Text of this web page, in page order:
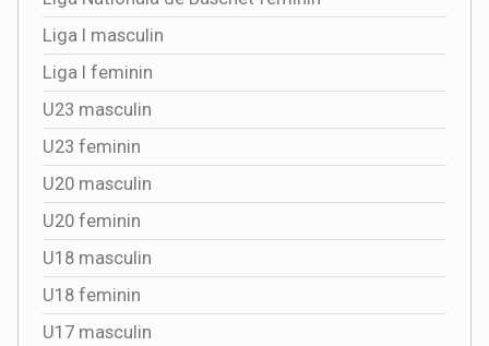
Liga I masculin
Liga I feminin
U23 masculin
U23 feminin
U20 masculin
U20 feminin
U18 masculin
U18 feminin
U17 masculin